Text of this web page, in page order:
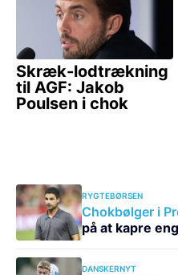
RYGTEBØRSEN
Chokbølger i
på at kapre
DANSKERNYT